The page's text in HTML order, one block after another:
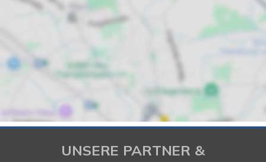
UNSERE PARTNER &